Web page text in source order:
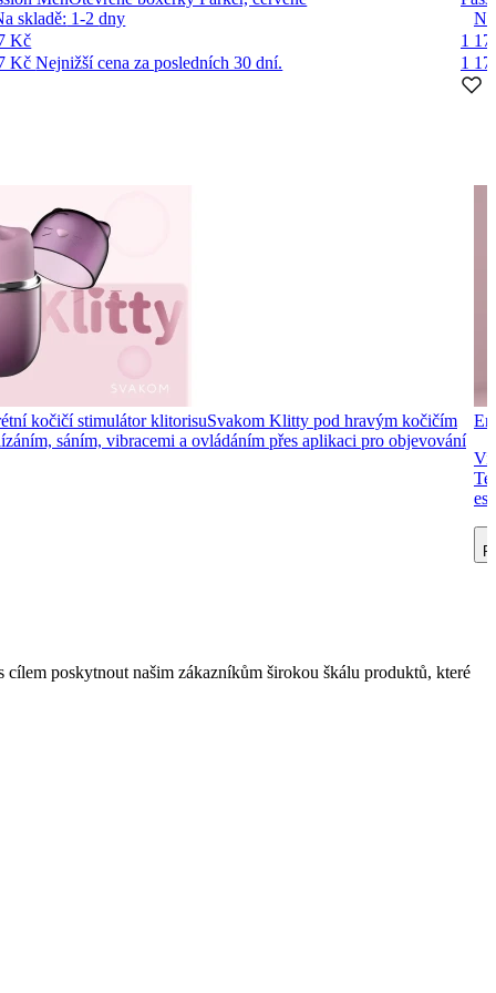
skladě: 1-2dny
Kč
KčNejnižší cena za posledních 30 dní.
1
1
kočičí stimulátor klitorisuSvakom Klitty pod hravým kočičím
sáním, vibracemi a ovládáním přes aplikaci pro objevování
poskytnout našim zákazníkům širokou škálu produktů, které